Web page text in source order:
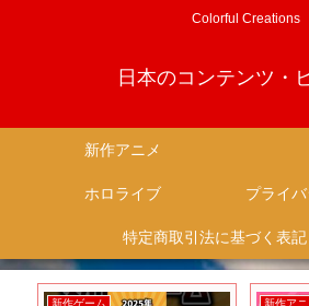
Colorful Creations
日本のコンテンツ・
新作アニメ
ホロライブ
新作ゲーム 新作アニ